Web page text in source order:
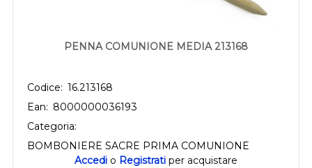
PENNA COMUNIONE MEDIA 213168
Codice: 16.213168
Ean: 8000000036193
Categoria:
BOMBONIERE SACRE PRIMA COMUNIONE
Accedi o Registrati per acquistare